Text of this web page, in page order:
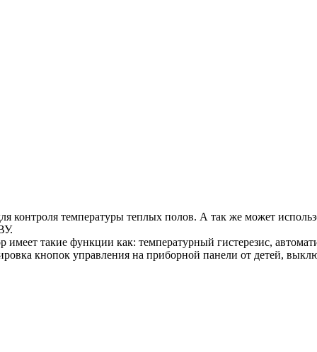
контроля температуры теплых полов. А так же может
такие функции как: температурный гистерезис,
кнопок управления на приборной панели от детей,